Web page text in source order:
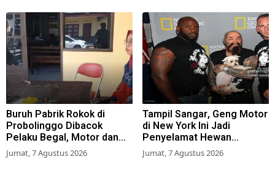
Buruh Pabrik Rokok di
Probolinggo Dibacok
Pelaku Begal, Motor dan
Tas Amblas
Jumat, 7 Agustus 2026
Tampil Sangar, Geng Motor
di New York Ini Jadi
Penyelamat Hewan
Terlantar
Jumat, 7 Agustus 2026